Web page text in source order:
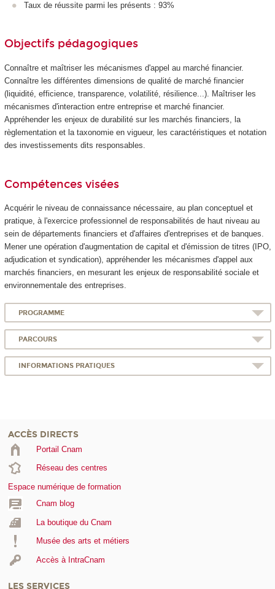
Taux de réussite parmi les présents : 93%
Objectifs pédagogiques
Connaître et maîtriser les mécanismes d'appel au marché financier.
Connaître les différentes dimensions de qualité de marché financier
(liquidité, efficience, transparence, volatilité, résilience...). Maîtriser les
mécanismes d'interaction entre entreprise et marché financier.
Appréhender les enjeux de durabilité sur les marchés financiers, la
règlementation et la taxonomie en vigueur, les caractéristiques et notation
des investissements dits responsables.
Compétences visées
Acquérir le niveau de connaissance nécessaire, au plan conceptuel et
pratique, à l'exercice professionnel de responsabilités de haut niveau au
sein de départements financiers et d'affaires d'entreprises et de banques.
Mener une opération d'augmentation de capital et d'émission de titres (IPO,
adjudication et syndication), appréhender les mécanismes d'appel aux
marchés financiers, en mesurant les enjeux de responsabilité sociale et
environnementale des entreprises.
PROGRAMME
PARCOURS
INFORMATIONS PRATIQUES
ACCÈS DIRECTS
Portail Cnam
Réseau des centres
Espace numérique de formation
Cnam blog
La boutique du Cnam
Musée des arts et métiers
Accès à IntraCnam
LES SERVICES